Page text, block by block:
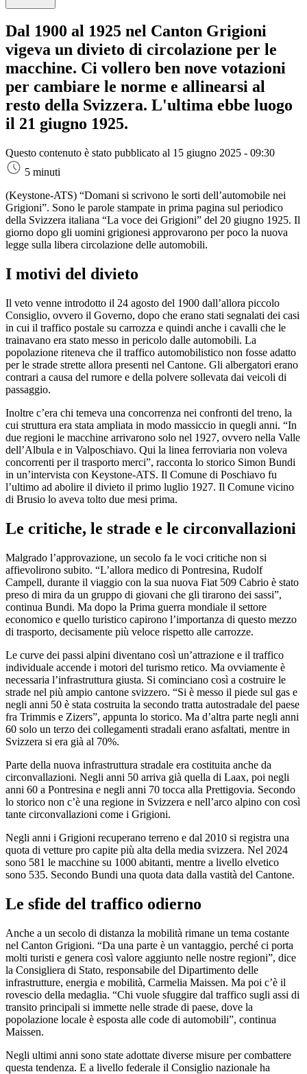
Dal 1900 al 1925 nel Canton Grigioni
vigeva un divieto di circolazione per le
macchine. Ci vollero ben nove votazioni
per cambiare le norme e allinearsi al
resto della Svizzera. L'ultima ebbe luogo
il 21 giugno 1925.
Questo contenuto è stato pubblicato al 15 giugno 2025 - 09:30
5 minuti
(Keystone-ATS) “Domani si scrivono le sorti dell’automobile nei
Grigioni”. Sono le parole stampate in prima pagina sul periodico
della Svizzera italiana “La voce dei Grigioni” del 20 giugno 1925. Il
giorno dopo gli uomini grigionesi approvarono per poco la nuova
legge sulla libera circolazione delle automobili.
I motivi del divieto
Il veto venne introdotto il 24 agosto del 1900 dall’allora piccolo
Consiglio, ovvero il Governo, dopo che erano stati segnalati dei casi
in cui il traffico postale su carrozza e quindi anche i cavalli che le
trainavano era stato messo in pericolo dalle automobili. La
popolazione riteneva che il traffico automobilistico non fosse adatto
per le strade strette allora presenti nel Cantone. Gli albergatori erano
contrari a causa del rumore e della polvere sollevata dai veicoli di
passaggio.
Inoltre c’era chi temeva una concorrenza nei confronti del treno, la
cui struttura era stata ampliata in modo massiccio in quegli anni. “In
due regioni le macchine arrivarono solo nel 1927, ovvero nella Valle
dell’Albula e in Valposchiavo. Qui la linea ferroviaria non voleva
concorrenti per il trasporto merci”, racconta lo storico Simon Bundi
in un’intervista con Keystone-ATS. Il Comune di Poschiavo fu
l’ultimo ad abolire il divieto il primo luglio 1927. Il Comune vicino
di Brusio lo aveva tolto due mesi prima.
Le critiche, le strade e le circonvallazioni
Malgrado l’approvazione, un secolo fa le voci critiche non si
affievolirono subito. “L’allora medico di Pontresina, Rudolf
Campell, durante il viaggio con la sua nuova Fiat 509 Cabrio è stato
preso di mira da un gruppo di giovani che gli tirarono dei sassi”,
continua Bundi. Ma dopo la Prima guerra mondiale il settore
economico e quello turistico capirono l’importanza di questo mezzo
di trasporto, decisamente più veloce rispetto alle carrozze.
Le curve dei passi alpini diventano così un’attrazione e il traffico
individuale accende i motori del turismo retico. Ma ovviamente è
necessaria l’infrastruttura giusta. Si cominciano così a costruire le
strade nel più ampio cantone svizzero. “Si è messo il piede sul gas e
negli anni 50 è stata costruita la secondo tratta autostradale del paese
fra Trimmis e Zizers”, appunta lo storico. Ma d’altra parte negli anni
60 solo un terzo dei collegamenti stradali erano asfaltati, mentre in
Svizzera si era già al 70%.
Parte della nuova infrastruttura stradale era costituita anche da
circonvallazioni. Negli anni 50 arriva già quella di Laax, poi negli
anni 60 a Pontresina e negli anni 70 tocca alla Prettigovia. Secondo
lo storico non c’è una regione in Svizzera e nell’arco alpino con così
tante circonvallazioni come i Grigioni.
Negli anni i Grigioni recuperano terreno e dal 2010 si registra una
quota di vetture pro capite più alta della media svizzera. Nel 2024
sono 581 le macchine su 1000 abitanti, mentre a livello elvetico
sono 535. Secondo Bundi una quota data dalla vastità del Cantone.
Le sfide del traffico odierno
Anche a un secolo di distanza la mobilità rimane un tema costante
nel Canton Grigioni. “Da una parte è un vantaggio, perché ci porta
molti turisti e genera così valore aggiunto nelle nostre regioni”, dice
la Consigliera di Stato, responsabile del Dipartimento delle
infrastrutture, energia e mobilità, Carmelia Maissen. Ma poi c’è il
rovescio della medaglia. “Chi vuole sfuggire dal traffico sugli assi di
transito principali si immette nelle strade di paese, dove la
popolazione locale è esposta alle code di automobili”, continua
Maissen.
Negli ultimi anni sono state adottate diverse misure per combattere
questa tendenza. E a livello federale il Consiglio nazionale ha